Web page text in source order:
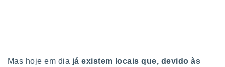
Mas hoje em dia já existem locais que, devido às